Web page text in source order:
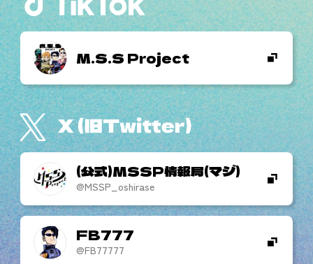
M.S.S Project
(公式)MSSP情報局(マジ)
@MSSP_oshirase
FB777
@FB77777